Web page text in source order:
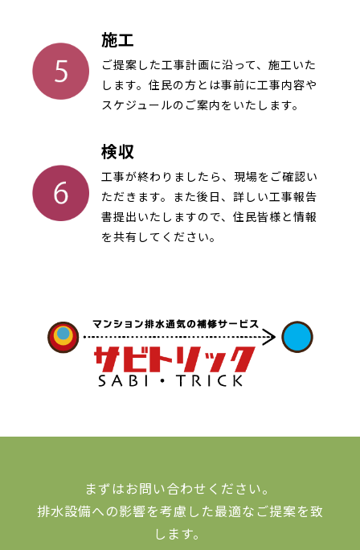
施工
ご提案した工事計画に沿って、施工いた
します。住民の方とは事前に工事内容や
スケジュールのご案内をいたします。
検収
工事が終わりましたら、現場をご確認い
ただきます。また後日、詳しい工事報告
書提出いたしますので、住民皆様と情報
を共有してください。
まずはお問い合わせください。
排水設備への影響を考慮した最適なご提案を致
します。